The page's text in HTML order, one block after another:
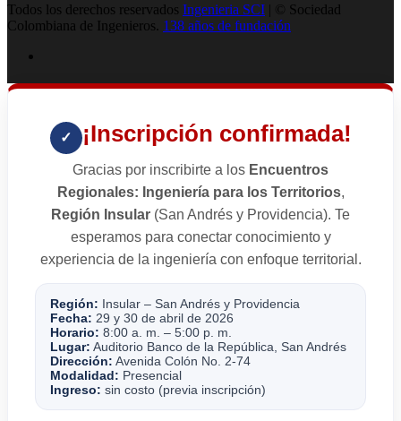
Todos los derechos reservados Ingenieria SCI | © Sociedad
Colombiana de Ingenieros. 138 años de fundación
✓ ¡Inscripción confirmada!
Gracias por inscribirte a los Encuentros
Regionales: Ingeniería para los Territorios,
Región Insular (San Andrés y Providencia). Te
esperamos para conectar conocimiento y
experiencia de la ingeniería con enfoque territorial.
Región: Insular – San Andrés y Providencia
Fecha: 29 y 30 de abril de 2026
Horario: 8:00 a. m. – 5:00 p. m.
Lugar: Auditorio Banco de la República, San Andrés
Dirección: Avenida Colón No. 2-74
Modalidad: Presencial
Ingreso: sin costo (previa inscripción)